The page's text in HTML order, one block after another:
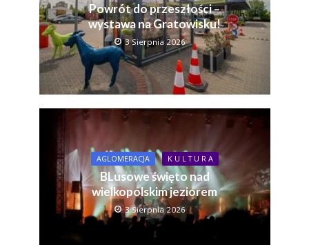
Powrót do przeszłości –
wystawa na Gratowisku!
3 Sierpnia 2026
AGLOMERACJA K U L T U R A
BLusowe święto nad
wielkopolskim jeziorem
3 Sierpnia 2026